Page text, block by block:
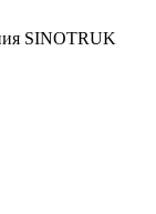
SINOTRUK